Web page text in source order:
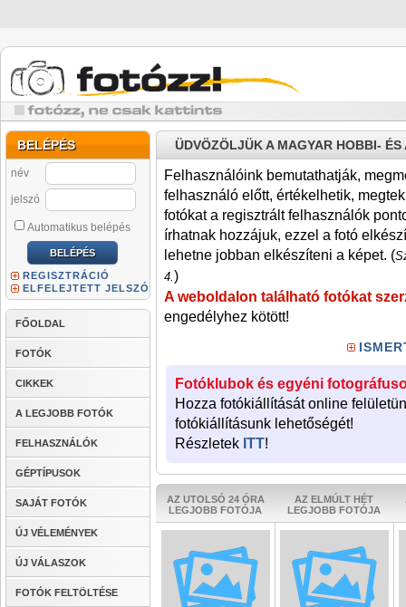
BELÉPÉS
név
jelszó
Automatikus belépés
REGISZTRÁCIÓ
ELFELEJTETT JELSZÓ
FŐOLDAL
FOTÓK
CIKKEK
A LEGJOBB FOTÓK
FELHASZNÁLÓK
GÉPTÍPUSOK
SAJÁT FOTÓK
ÚJ VÉLEMÉNYEK
ÚJ VÁLASZOK
FOTÓK FELTÖLTÉSE
ÜDVÖZÖLJÜK A MAGYAR HOBBI-
Felhasználóink bemutathatják,
felhasználó előtt, értékelhetik,
fotókat a regisztrált felhasználók
írhatnak hozzájuk, ezzel a fotó
lehetne jobban elkészíteni a képet. (
4.)
A weboldalon található fotókat
engedélyhez kötött!
Fotóklubok és egyéni
Hozza fotókiállítását online
fotókiállításunk lehetőségét!
Részletek ITT!
AZ UTOLSÓ 24 ÓRA
LEGJOBB FOTÓJA
AZ ELMÚLT HÉT
LEGJOBB FOTÓJA